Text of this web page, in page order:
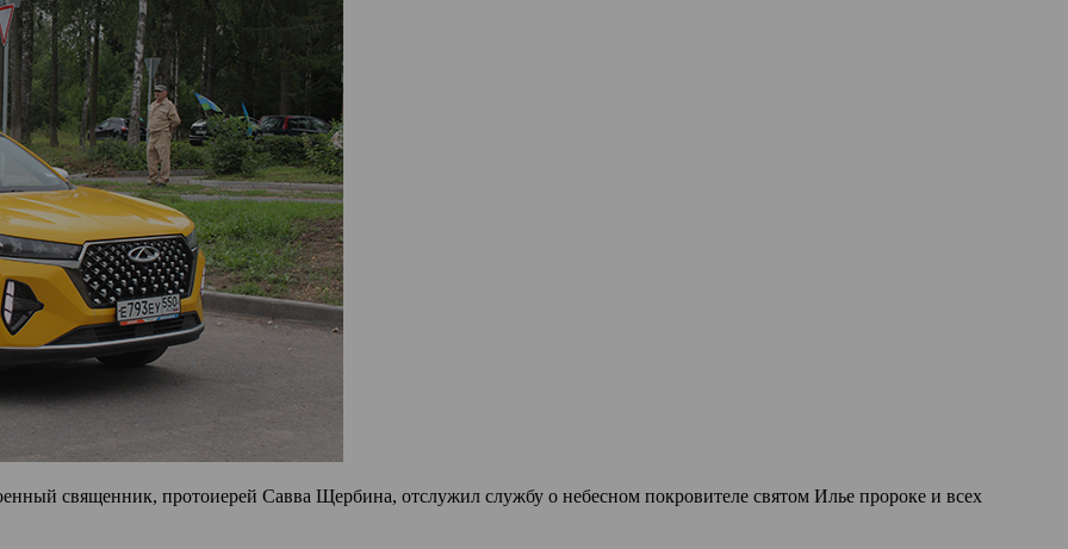
священник, протоиерей Савва Щербина, отслужил службу о небесном покровителе святом Илье пророке и всех